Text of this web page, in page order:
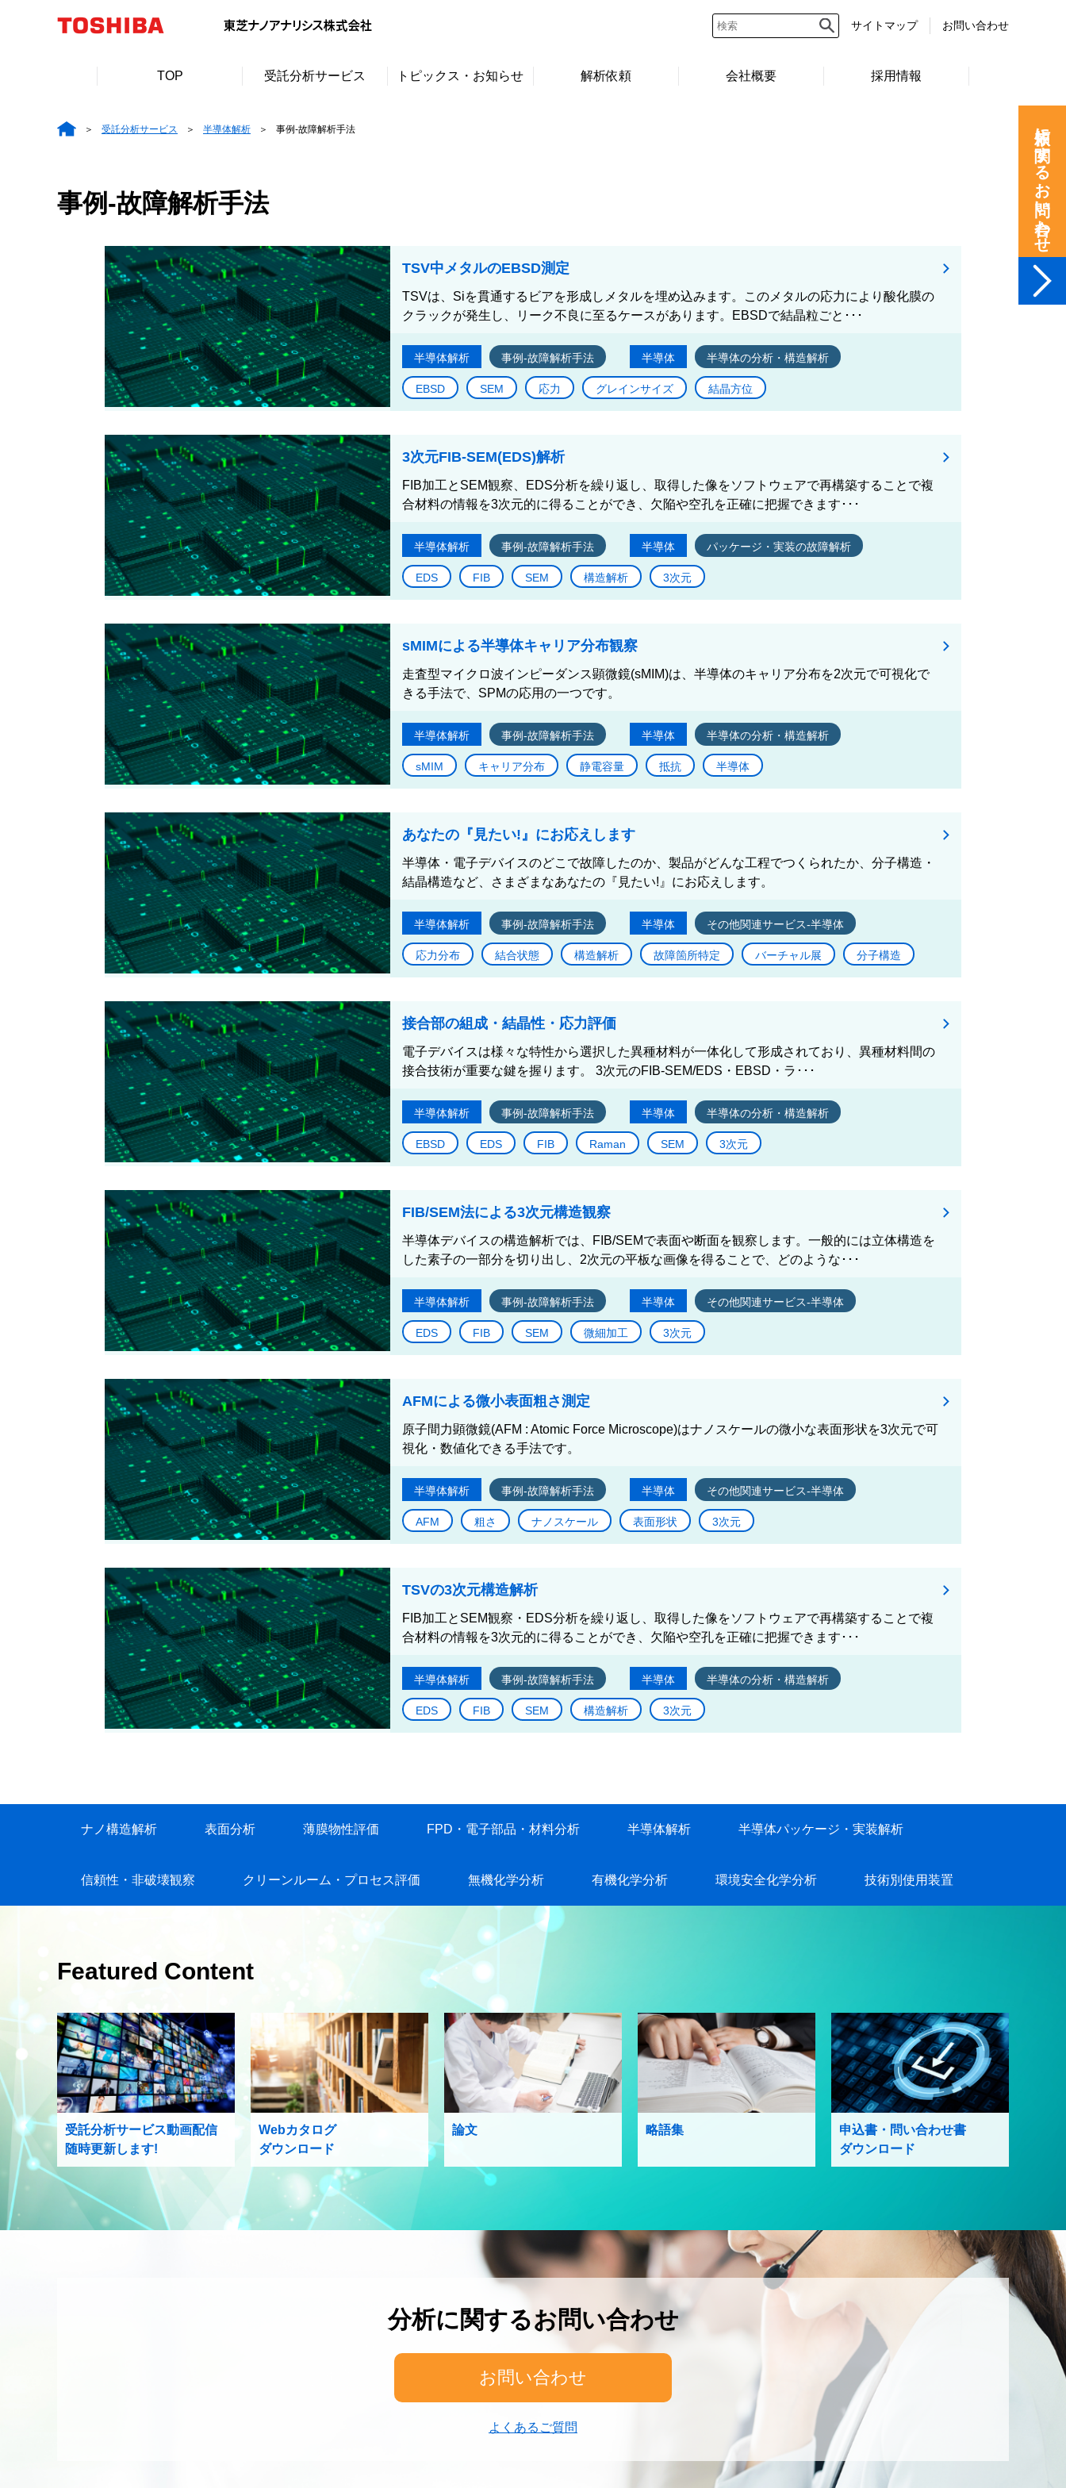
サイトマップ お問い合わせ
TOP 受託分析サービス トピックス・お知らせ 解析依頼 会社概要 採用情報
受託分析サービス 半導体解析 事例-故障解析手法
事例-故障解析手法
TSV中メタルのEBSD測定
TSVは、Siを貫通するビアを形成しメタルを埋め込みます。このメタルの応力により酸化膜の
クラックが発生し、リーク不良に至るケースがあります。EBSDで結晶粒ごと･･･
半導体解析 事例-故障解析手法 半導体 半導体の分析・構造解析
EBSD SEM 応力 グレインサイズ 結晶方位
3次元FIB-SEM(EDS)解析
FIB加工とSEM観察、EDS分析を繰り返し、取得した像をソフトウェアで再構築することで複
合材料の情報を3次元的に得ることができ、欠陥や空孔を正確に把握できます･･･
半導体解析 事例-故障解析手法 半導体 パッケージ・実装の故障解析
EDS FIB SEM 構造解析 3次元
sMIMによる半導体キャリア分布観察
走査型マイクロ波インピーダンス顕微鏡(sMIM)は、半導体のキャリア分布を2次元で可視化で
きる手法で、SPMの応用の一つです。
半導体解析 事例-故障解析手法 半導体 半導体の分析・構造解析
sMIM キャリア分布 静電容量 抵抗 半導体
あなたの『見たい!』にお応えします
半導体・電子デバイスのどこで故障したのか、製品がどんな工程でつくられたか、分子構造・
結晶構造など、さまざまなあなたの『見たい!』にお応えします。
半導体解析 事例-故障解析手法 半導体 その他関連サービス-半導体
応力分布 結合状態 構造解析 故障箇所特定 バーチャル展 分子構造
接合部の組成・結晶性・応力評価
電子デバイスは様々な特性から選択した異種材料が一体化して形成されており、異種材料間の
接合技術が重要な鍵を握ります。 3次元のFIB-SEM/EDS・EBSD・ラ･･･
半導体解析 事例-故障解析手法 半導体 半導体の分析・構造解析
EBSD EDS FIB Raman SEM 3次元
FIB/SEM法による3次元構造観察
半導体デバイスの構造解析では、FIB/SEMで表面や断面を観察します。一般的には立体構造を
した素子の一部分を切り出し、2次元の平板な画像を得ることで、どのような･･･
半導体解析 事例-故障解析手法 半導体 その他関連サービス-半導体
EDS FIB SEM 微細加工 3次元
AFMによる微小表面粗さ測定
原子間力顕微鏡(AFM : Atomic Force Microscope)はナノスケールの微小な表面形状を3次元で可
視化・数値化できる手法です。
半導体解析 事例-故障解析手法 半導体 その他関連サービス-半導体
AFM 粗さ ナノスケール 表面形状 3次元
TSVの3次元構造解析
FIB加工とSEM観察・EDS分析を繰り返し、取得した像をソフトウェアで再構築することで複
合材料の情報を3次元的に得ることができ、欠陥や空孔を正確に把握できます･･･
半導体解析 事例-故障解析手法 半導体 半導体の分析・構造解析
EDS FIB SEM 構造解析 3次元
ナノ構造解析 表面分析 薄膜物性評価 FPD・電子部品・材料分析 半導体解析 半導体パッケージ・実装解析
信頼性・非破壊観察 クリーンルーム・プロセス評価 無機化学分析 有機化学分析 環境安全化学分析 技術別使用装置
Featured Content
受託分析サービス動画配信
随時更新します!
Webカタログ
ダウンロード
論文 略語集
申込書・問い合わせ書
ダウンロード
分析に関するお問い合わせ
お問い合わせ
よくあるご質問
依頼に関するお問い合わせ